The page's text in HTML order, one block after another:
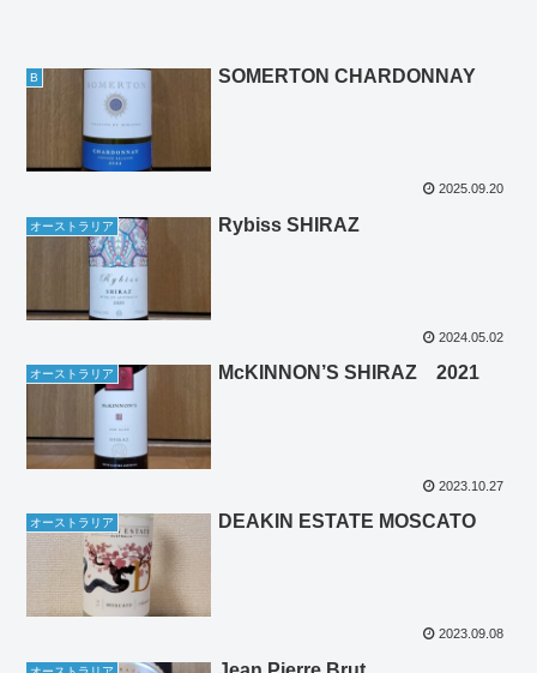
B SOMERTON CHARDONNAY
2025.09.20
オーストラリア Rybiss SHIRAZ
2024.05.02
オーストラリア McKINNON’S SHIRAZ 2021
2023.10.27
オーストラリア DEAKIN ESTATE MOSCATO
2023.09.08